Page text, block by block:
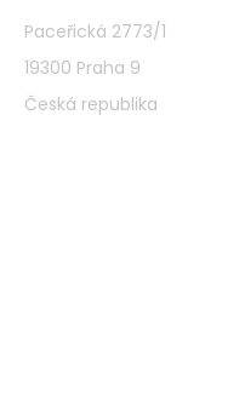
Paceřická 2773/1
19300 Praha 9
Česká republika